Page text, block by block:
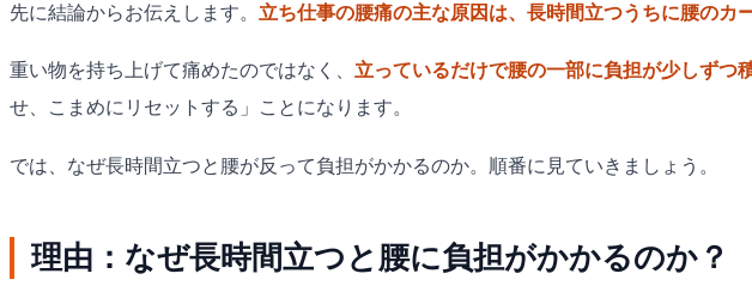
先に結論からお伝えします。 立ち仕事の腰痛の主な原因は、長時間立つうちに腰の
重い物を持ち上げて痛めたのではなく、 立っているだけで腰の一部に負担が少しずつ
せ、こまめにリセットする」ことになります。
では、なぜ長時間立つと腰が反って負担がかかるのか。順番に見ていきましょう。
理由：なぜ長時間立つと腰に負担がかかるのか？